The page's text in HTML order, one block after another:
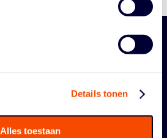
Details tonen
Alles toestaan